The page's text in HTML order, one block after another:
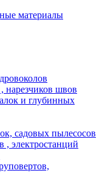
материалы
нарезчиков швов
и глубинных
садовых пылесосов
, электростанций